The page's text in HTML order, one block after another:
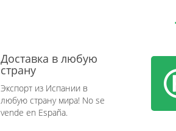
Доставка в любую
страну
Экспорт из Испании в
любую страну мира! No se
vende en España.